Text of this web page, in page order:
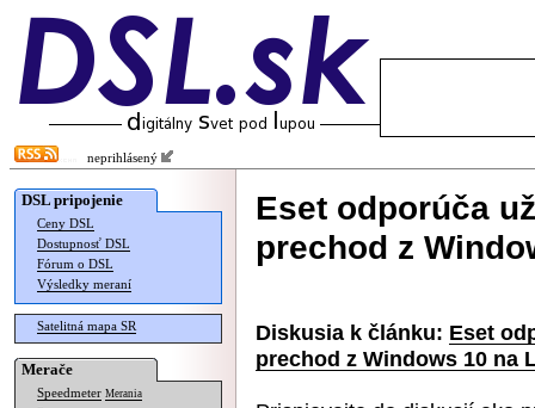
neprihlásený
DSL pripojenie
Ceny DSL
Dostupnosť DSL
Fórum o DSL
Výsledky meraní
Satelitná mapa SR
Merače
Speedmeter Merania
Eset odporúča
prechod z
Diskusia k článku: Eset
prechod z Windows 10 na